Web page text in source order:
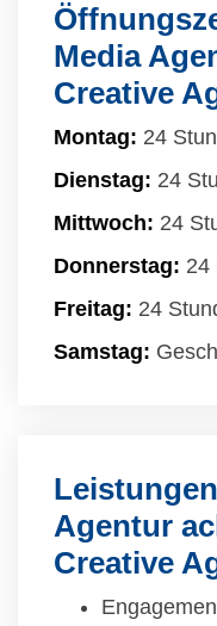
Media
Creative
Montag: 24
Dienstag: 24
Mittwoch: 24
Donnerstag: 24
Freitag: 24
Samstag:
Agentur
Creative